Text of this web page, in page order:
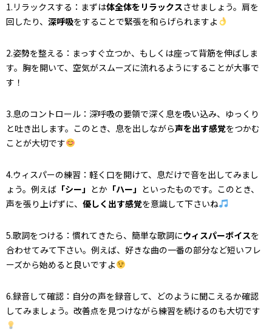
1.リラックスする：まずは体全体をリラックスさせましょう。肩を
回したり、 深呼吸をすることで緊張を和らげられますよ
2.姿勢を整える：まっすぐ立つか、もしくは座って背筋を伸ばしま
す。胸を開いて、空気がスムーズに流れるようにすることが大事で
す！
3.息のコントロール：深呼吸の要領で深く息を吸い込み、ゆっくり
と吐き出します。このとき、息を出しながら声を出す感覚をつかむ
ことが大切です
4.ウィスパーの練習：軽く口を開けて、息だけで音を出してみまし
ょう。例えば 「シー」 とか 「ハー」 といったものです。このとき、
声を張り上げずに、 優しく出す感覚を意識して下さいね
5.歌詞をつける：慣れてきたら、簡単な歌詞にウィスパーボイスを
合わせてみて下さい。例えば、好きな曲の一番の部分など短いフレ
ーズから始めると良いですよ
6.録音して確認：自分の声を録音して、どのように聞こえるか確認
してみましょう。改善点を見つけながら練習を続けるのも大切です